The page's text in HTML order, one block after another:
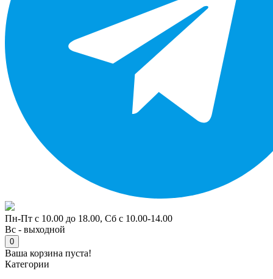
Пн-Пт с 10.00 до 18.00, Сб с 10.00-14.00
Вс - выходной
0
Ваша корзина пуста!
Категории